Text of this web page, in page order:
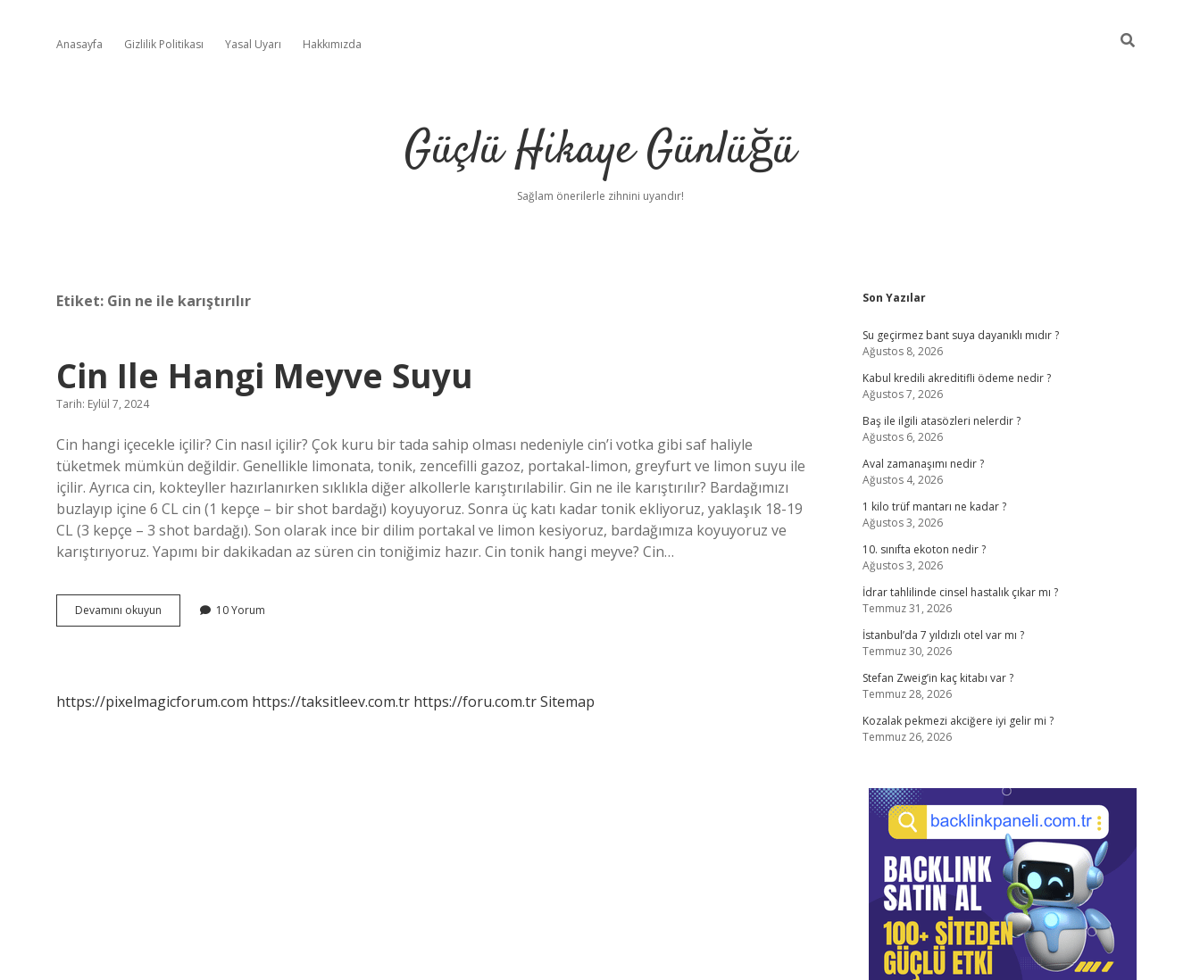
Anasayfa Gizlilik Politikası Yasal Uyarı Hakkımızda
Güçlü Hikaye Günlüğü
Sağlam önerilerle zihnini uyandır!
Etiket: Gin ne ile karıştırılır
Cin Ile Hangi Meyve Suyu
Tarih: Eylül 7, 2024
Cin hangi içecekle içilir? Cin nasıl içilir? Çok kuru bir tada sahip olması nedeniyle cin’i votka gibi saf haliyle
tüketmek mümkün değildir. Genellikle limonata, tonik, zencefilli gazoz, portakal-limon, greyfurt ve limon suyu ile
içilir. Ayrıca cin, kokteyller hazırlanırken sıklıkla diğer alkollerle karıştırılabilir. Gin ne ile karıştırılır? Bardağımızı
buzlayıp içine 6 CL cin (1 kepçe – bir shot bardağı) koyuyoruz. Sonra üç katı kadar tonik ekliyoruz, yaklaşık 18-19
CL (3 kepçe – 3 shot bardağı). Son olarak ince bir dilim portakal ve limon kesiyoruz, bardağımıza koyuyoruz ve
karıştırıyoruz. Yapımı bir dakikadan az süren cin toniğimiz hazır. Cin tonik hangi meyve? Cin…
Devamını okuyun
Ile
10 Yorum
https://pixelmagicforum.com https://taksitleev.com.tr https://foru.com.trSitemap
Sidebar
Son Yazılar
Su geçirmez bant suya dayanıklı mıdır ?
Ağustos 8, 2026
Kabul kredili akreditifli ödeme nedir ?
Ağustos 7, 2026
Baş ile ilgili atasözleri nelerdir ?
Ağustos 6, 2026
Aval zamanaşımı nedir ?
Ağustos 4, 2026
1 kilo trüf mantarı ne kadar ?
Ağustos 3, 2026
10. sınıfta ekoton nedir ?
Ağustos 3, 2026
İdrar tahlilinde cinsel hastalık çıkar mı ?
Temmuz 31, 2026
İstanbul’da 7 yıldızlı otel var mı ?
Temmuz 30, 2026
Stefan Zweig’in kaç kitabı var ?
Temmuz 28, 2026
Kozalak pekmezi akciğere iyi gelir mi ?
Temmuz 26, 2026